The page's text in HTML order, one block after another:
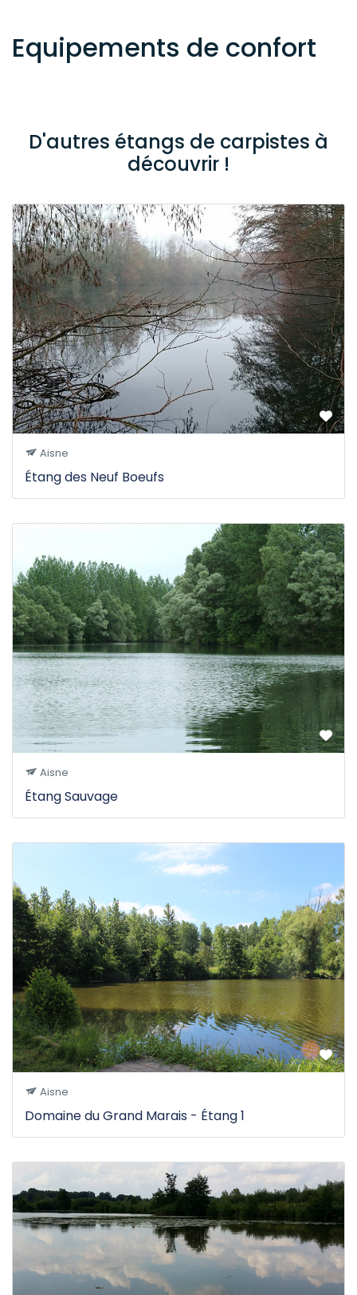
Equipements de confort
D'autres étangs de carpistes à
découvrir !
Aisne
Étang des Neuf Boeufs
Aisne
Étang Sauvage
Aisne
Domaine du Grand Marais - Étang 1